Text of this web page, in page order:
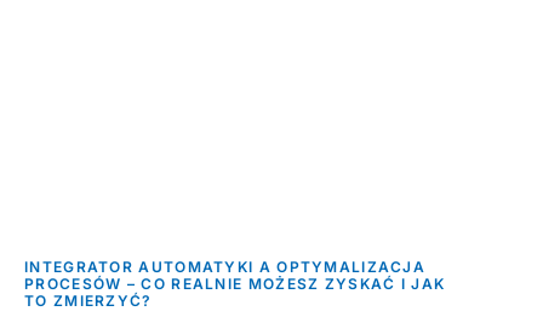
INTEGRATOR AUTOMATYKI A OPTYMALIZACJA
PROCESÓW – CO REALNIE MOŻESZ ZYSKAĆ I JAK
TO ZMIERZYĆ?